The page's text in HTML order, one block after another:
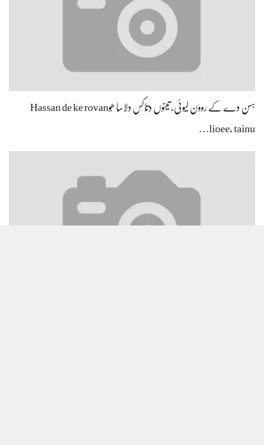
ہسن دے کے رووَن لیوئی، تینوں دِتّاکِس دلاسا ھُوHassan de ke rovan
lioee, tainu…